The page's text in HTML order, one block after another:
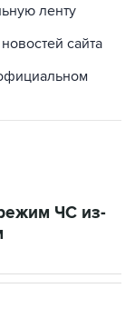
ленту
сайта
ЧС из-